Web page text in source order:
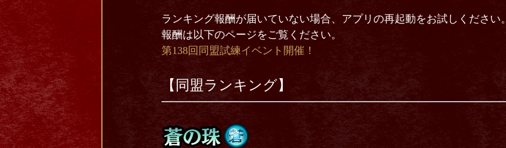
ランキング報酬が届いていない場合、アプリの再起動をお試しください。
報酬は以下のページをご覧ください。
第138回同盟試練イベント開催！
【同盟ランキング】